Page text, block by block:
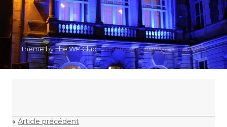
« Article précédent
Theme by The WP Club .Proudly powered by WordPress